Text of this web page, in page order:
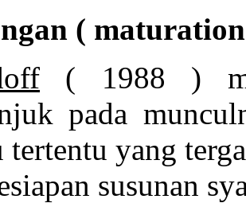
(
( 1988 )
pada
tertentu yang
susunan